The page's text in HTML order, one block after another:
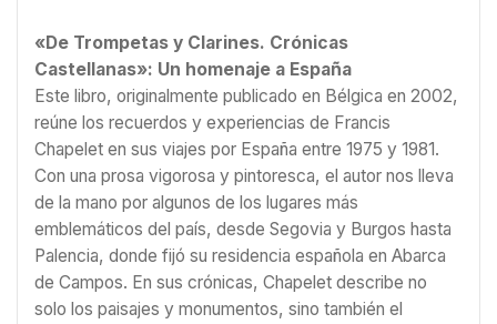
«De Trompetas y Clarines. Crónicas
Castellanas»: Un homenaje a España
Este libro, originalmente publicado en Bélgica en 2002,
reúne los recuerdos y experiencias de Francis
Chapelet en sus viajes por España entre 1975 y 1981.
Con una prosa vigorosa y pintoresca, el autor nos lleva
de la mano por algunos de los lugares más
emblemáticos del país, desde Segovia y Burgos hasta
Palencia, donde fijó su residencia española en Abarca
de Campos. En sus crónicas, Chapelet describe no
solo los paisajes y monumentos, sino también el